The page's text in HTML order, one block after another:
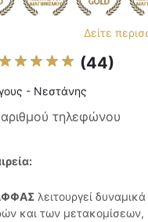
Δείτε
(44)
- Νεστάνης
τηλεφώνου
λειτουργεί
και των μετακομίσεων,